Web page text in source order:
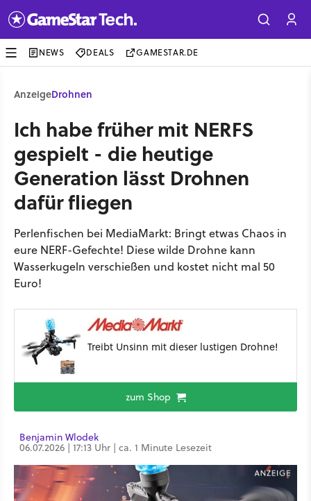
NEWS DEALS GAMESTAR.DE
AnzeigeDrohnen
Ich habe früher mit NERFS
gespielt - die heutige
Generation lässt Drohnen
dafür fliegen
Perlenfischen bei MediaMarkt: Bringt etwas Chaos in
eure NERF-Gefechte! Diese wilde Drohne kann
Wasserkugeln verschießen und kostet nicht mal 50
Euro!
Treibt Unsinn mit dieser lustigen Drohne!
zum Shop
Benjamin Wlodek
06.07.2026 | 17:13 Uhr | ca. 1 Minute Lesezeit